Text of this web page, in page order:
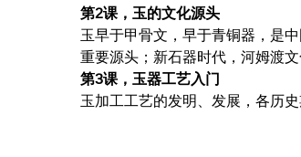
第2课，玉的文化源头
玉早于甲骨文，早于青铜器，是
重要源头；新石器时代，河姆渡
第3课，玉器工艺入门
玉加工工艺的发明、发展，各历